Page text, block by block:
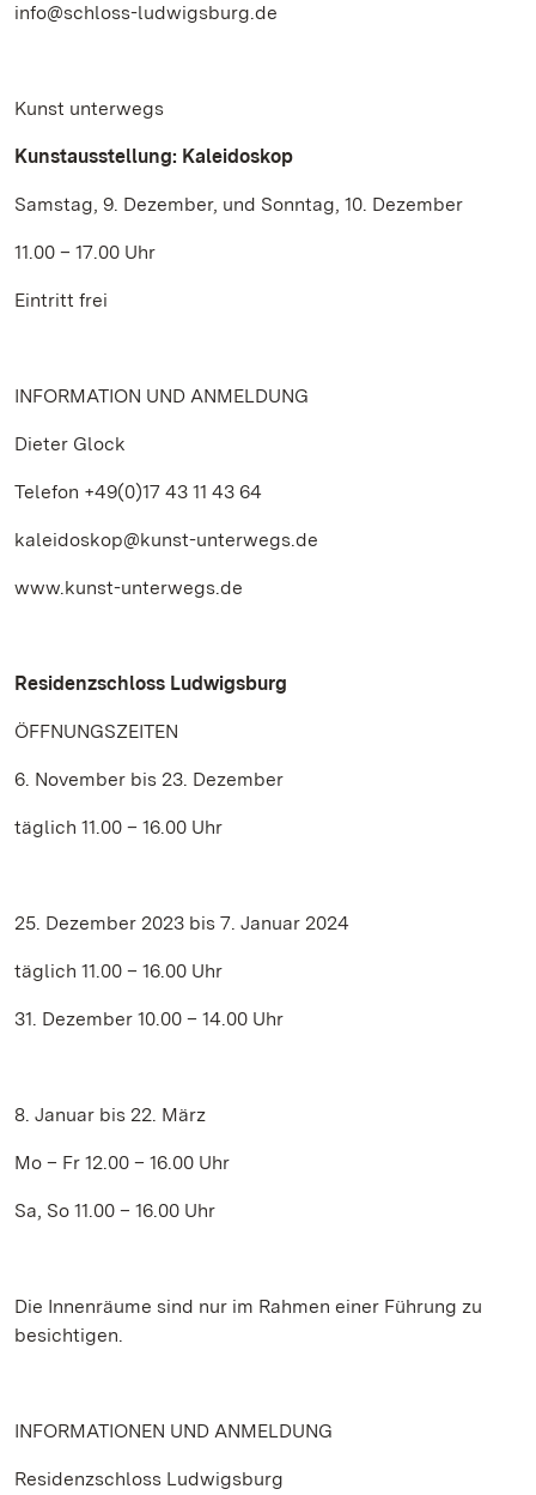
info@schloss-ludwigsburg.de
Kunst unterwegs
Kunstausstellung: Kaleidoskop
Samstag, 9. Dezember, und Sonntag, 10. Dezember
11.00 – 17.00 Uhr
Eintritt frei
INFORMATION UND ANMELDUNG
Dieter Glock
Telefon +49(0)17 43 11 43 64
kaleidoskop@kunst-unterwegs.de
www.kunst-unterwegs.de
Residenzschloss Ludwigsburg
ÖFFNUNGSZEITEN
6. November bis 23. Dezember
täglich 11.00 – 16.00 Uhr
25. Dezember 2023 bis 7. Januar 2024
täglich 11.00 – 16.00 Uhr
31. Dezember 10.00 – 14.00 Uhr
8. Januar bis 22. März
Mo – Fr 12.00 – 16.00 Uhr
Sa, So 11.00 – 16.00 Uhr
Die Innenräume sind nur im Rahmen einer Führung zu
besichtigen.
INFORMATIONEN UND ANMELDUNG
Residenzschloss Ludwigsburg